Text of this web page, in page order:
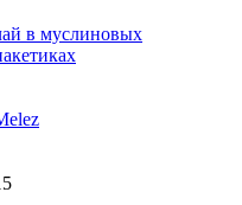
в муслиновых